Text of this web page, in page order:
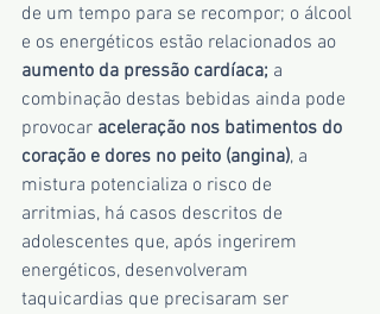
de um tempo para se recompor; o álcool
e os energéticos estão relacionados ao
aumento da pressão cardíaca; a
combinação destas bebidas ainda pode
provocar aceleração nos batimentos do
coração e dores no peito (angina), a
mistura potencializa o risco de
arritmias, há casos descritos de
adolescentes que, após ingerirem
energéticos, desenvolveram
taquicardias que precisaram ser